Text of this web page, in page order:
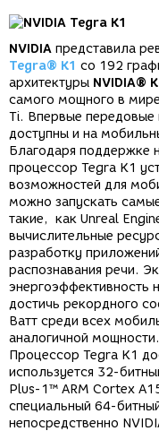
NVIDIA представила
Tegra® K1 со 192
архитектуры NVIDIA®
самого мощного в
Ti. Впервые передовые
доступны и на
Благодаря поддержке
процессор Tegra K1
возможностей для
можно запускать
такие, как Unreal
вычислительные
разработку
распознавания речи.
энергоэффективность
достичь рекордного
Ватт среди всех
аналогичной мощности.
Процессор Tegra K1
используется 32-
Plus-1™ ARM Cortex
специальный 64-
непосредственно